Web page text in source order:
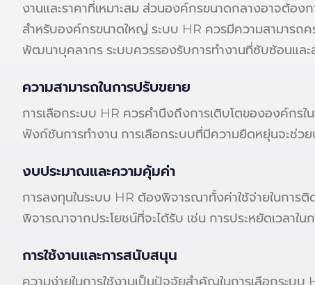
งานและราคาที่เหมาะสม ส่วนองค์กรขนาดกลางอาจต้อง
สำหรับองค์กรขนาดใหญ่ ระบบ HR ควรมีความสามารถ
พัฒนาบุคลากร ระบบควรรองรับการทำงานที่ซับซ้อนแล
ความสามารถในการปรับขยาย
การเลือกระบบ HR ควรคำนึงถึงการเติบโตขององค์กร
ฟังก์ชันการทำงาน การเลือกระบบที่มีความยืดหยุ่นจะช่วย
งบประมาณและความคุ้มค่า
การลงทุนในระบบ HR ต้องพิจารณาทั้งค่าใช้จ่ายในการ
พิจารณาจากประโยชน์ที่จะได้รับ เช่น การประหยัดเวลา
การใช้งานและการสนับสนุน
ความง่ายในการใช้งานเป็นปัจจัยสำคัญในการเลือกระบ